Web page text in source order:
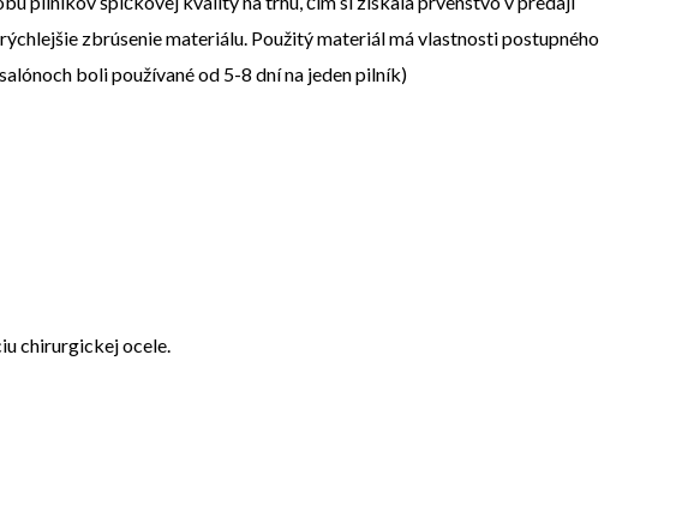
zbrúsenie materiálu. Použitý materiál má vlastnosti postupného
boli používané od 5-8 dní na jeden pilník)
chirurgickej ocele.